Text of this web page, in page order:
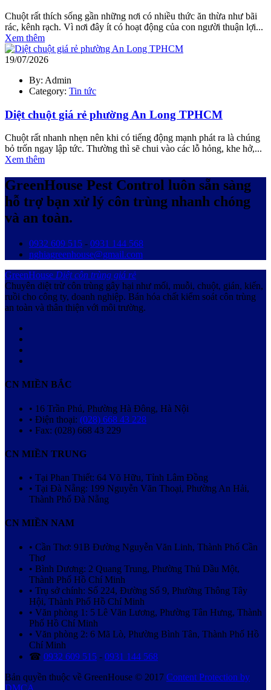
Chuột rất thích sống gần những nơi có nhiều thức ăn thừa như bãi
rác, kênh rạch. Vì nơi đây ít có hoạt động của con người thuận lợi...
Xem thêm
19/07/2026
By: Admin
Category: Tin tức
Diệt chuột giá rẻ phường An Long TPHCM
Chuột rất nhanh nhẹn nên khi có tiếng động mạnh phát ra là chúng
bỏ trốn ngay lập tức. Thường thì sẽ chui vào các lỗ hỏng, khe hở,...
Xem thêm
GreenHouse Pest Control luôn sẵn sàng
hỗ trợ bạn xử lý côn trùng nhanh chóng
và an toàn.
0932 609 515 - 0931 144 568
nghiagreenhouse@gmail.com
GreenHouse Diệt côn trùng giá rẻ
Chuyên diệt trừ côn trùng gây hại như mối, muỗi, chuột, gián, kiến,
ruồi cho công ty, doanh nghiệp. Bán hóa chất kiểm soát côn trùng
an toàn và thân thiện với môi trường.
CN MIỀN BẮC
• 16 Trần Phú, Phường Hà Đông, Hà Nội
• Điện thoại: (028) 668 43 228
• Fax: (028) 668 43 229
CN MIỀN TRUNG
• Tại Phan Thiết: 64 Võ Hữu, Tỉnh Lâm Đồng
• Tại Đà Nẵng: 199 Nguyễn Văn Thoại, Phường An Hải,
Thành Phố Đà Nẵng
CN MIỀN NAM
• Cần Thơ: 91B Đường Nguyễn Văn Linh, Thành Phố Cần
Thơ
• Bình Dương: 2 Quang Trung, Phường Thủ Dầu Một,
Thành Phố Hồ Chí Minh
• Trụ sở chính: Số 224, Đường Số 9, Phường Thông Tây
Hội, Thành Phố Hồ Chí Minh
• Văn phòng 1: 5 Lê Văn Lương, Phường Tân Hưng, Thành
Phố Hồ Chí Minh
• Văn phòng 2: 6 Mã Lò, Phường Bình Tân, Thành Phố Hồ
Chí Minh
☎ 0932 609 515 - 0931 144 568
Bản quyền thuộc về GreenHouse © 2017 Content Protection by
DMCA